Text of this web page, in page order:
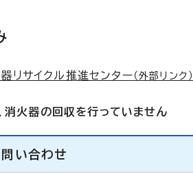
リサイクル推進センター（外部リンク）
消火器の回収を行っていません
い合わせ